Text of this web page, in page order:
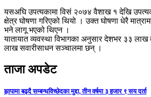
यसअघि उपत्यकामा विसं २०७४ वैशाख १ देखि
क्षेत्र घोषणा गरिएको थियो । उक्त घोषणा धेरै
भने लागू भएको थिएन ।
यातायात व्यवस्था विभागका अनुसार देशभर ३३ लाख
लाख सवारीसाधन सञ्चालमा छन् ।
ताजा अपडेट
झापामा बढ्दै सम्बन्धविच्छेदका मुद्दा, तीन वर्षमा ३ हजार ९ सय दर्ता